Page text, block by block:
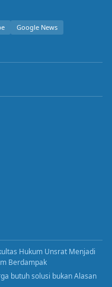
Google News
Hukum Unsrat Menjadi
Berdampak
butuh solusi bukan Alasan